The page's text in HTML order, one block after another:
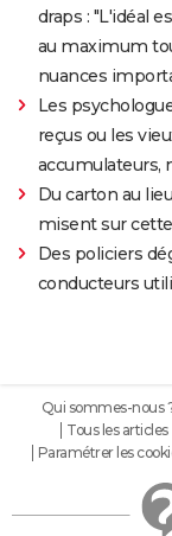
draps : "L'idéal
au maximum
nuances
Les
reçus ou les
accumulateurs,
Du carton au
misent sur
Des policiers
conducteurs
Qui sommes-nous
Tous les articles
Paramétrer les